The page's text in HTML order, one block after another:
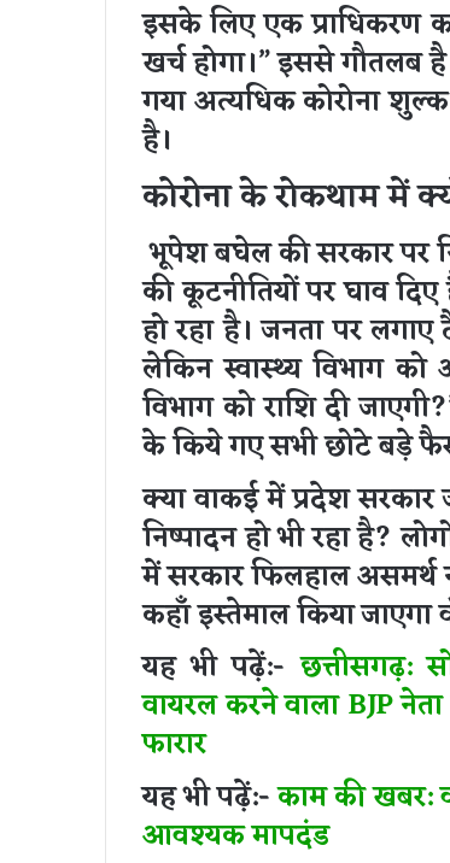
इसके लिए एक प्राधिकरण
खर्च होगा।” इससे गौतलब
गया अत्यधिक कोरोना
है।
कोरोना के रोकथाम में
भूपेश बघेल की सरकार पर
की कूटनीतियों पर घाव
हो रहा है। जनता पर लगाए
लेकिन स्वास्थ्य विभाग
विभाग को राशि दी
के किये गए सभी छोटे बड़े
क्या वाकई में प्रदेश
निष्पादन हो भी रहा है?
में सरकार फिलहाल
कहाँ इस्तेमाल किया
यह भी पढ़ें:-छत्तीसगढ़:
वायरल करने वाला BJP
फारार
यह भी पढ़ें:-काम की खबर:
आवश्यक मापदंड